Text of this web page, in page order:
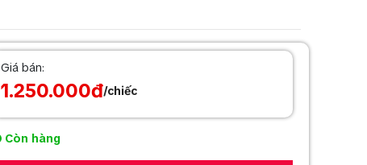
Giá bán:
1.250.000đ/chiếc
Còn hàng